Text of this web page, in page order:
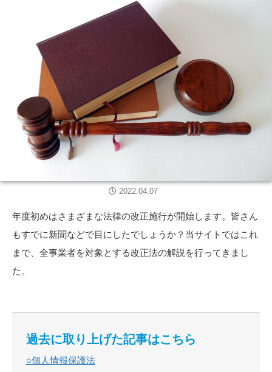
2022.04.07
年度初めはさまざまな法律の改正施行が開始します。皆さん
もすでに新聞などで目にしたでしょうか？当サイトではこれ
まで、全事業者を対象とする改正法の解説を行ってきまし
た。
過去に取り上げた記事はこちら
○個人情報保護法